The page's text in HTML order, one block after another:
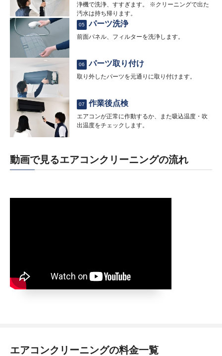
浄機で洗浄、すすぎます。 ※クリーニングで出た
汚水は持ち帰ります。
05 パーツ洗浄
前面パネル、フィルターを洗浄します。
06 パーツ取り付け
取り外したパーツを元通りに取り付けます。
07 作業後点検
エアコンが正常に作動するか、また吸込温度・吹
出温度をチェックします。
動画で見るエアコンクリーニングの流れ
エアコンクリーニングの料金一覧